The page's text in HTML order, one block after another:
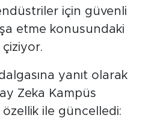
için güvenli
etme konusundaki
çiziyor.
yanıt olarak
Zeka Kampüs
ile güncelledi: